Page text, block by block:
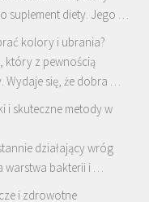
suplement diety. Jego …
kolory i ubrania?
który z pewnością
Wydaje się, że dobra …
i skuteczne metody w
działający wróg
warstwa bakterii i …
i zdrowotne